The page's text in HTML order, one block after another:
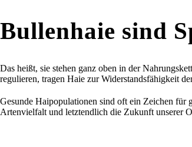
Bullenhaie sind
Das heißt, sie stehen ganz oben in der
regulieren, tragen Haie zur Widerstandsfähigkeit
Gesunde Haipopulationen sind oft ein Zeichen für
Artenvielfalt und letztendlich die Zukunft unserer